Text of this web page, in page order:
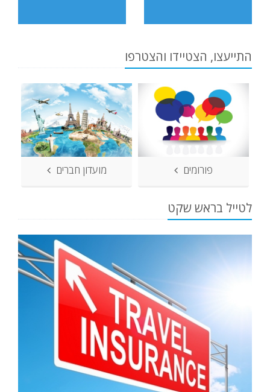
התייעצו, הצטיידו והצטרפו
פורומים מועדון חברים
לטייל בראש שקט